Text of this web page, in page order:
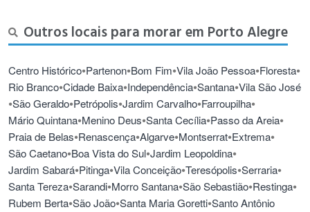
Outros locais para morar em Porto Alegre
Centro Histórico•Partenon•Bom Fim•Vila João Pessoa•Floresta•
Rio Branco•Cidade Baixa•Independência•Santana•Vila São José
•São Geraldo•Petrópolis•Jardim Carvalho•Farroupilha•
Mário Quintana•Menino Deus•Santa Cecília•Passo da Areia•
Praia de Belas•Renascença•Algarve•Montserrat•Extrema•
São Caetano•Boa Vista do Sul•Jardim Leopoldina•
Jardim Sabará•Pitinga•Vila Conceição•Teresópolis•Serraria•
Santa Tereza•Sarandi•Morro Santana•São Sebastião•Restinga•
Rubem Berta•São João•Santa Maria Goretti•Santo Antônio